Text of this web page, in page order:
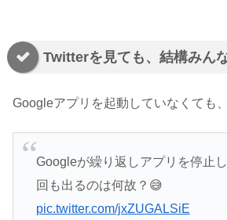
Twitterを見ても、結構みん
Googleアプリを起動していなくても
Googleが繰り返しアプリを停止
回も出るのは何故？😅
pic.twitter.com/jxZUGALSiE